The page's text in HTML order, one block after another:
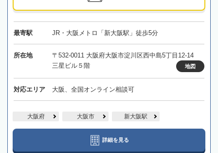
最寄駅 JR・大阪メトロ「新大阪駅」徒歩5分
所在地
〒532-0011 大阪府大阪市淀川区西中島5丁目12-14
三星ビル５階
地図
対応エリア 大阪、全国オンライン相談可
大阪府 大阪市 新大阪駅
詳細を見る